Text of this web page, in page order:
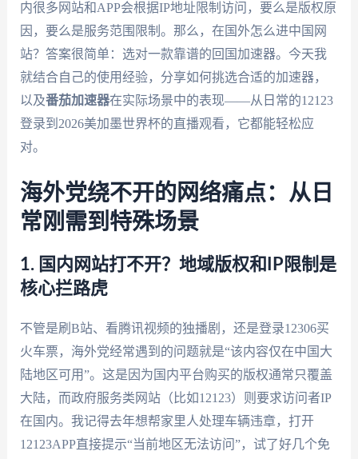
内很多网站和APP会根据IP地址限制访问，要么是版权原
因，要么是服务范围限制。那么，在国外怎么进中国网
站？答案很简单：选对一款靠谱的回国加速器。今天我
就结合自己的使用经验，分享如何挑选合适的加速器，
以及番茄加速器在实际场景中的表现——从日常的12123
登录到2026美加墨世界杯的直播观看，它都能轻松应
对。
海外党绕不开的网络痛点：从日
常刚需到特殊场景
1. 国内网站打不开？地域版权和IP限制是
核心拦路虎
不管是刷B站、看腾讯视频的独播剧，还是登录12306买
火车票，海外党经常遇到的问题就是“该内容仅在中国大
陆地区可用”。这是因为国内平台购买的版权通常只覆盖
大陆，而政府服务类网站（比如12123）则要求访问者IP
在国内。我记得去年想帮家里人处理车辆违章，打开
12123APP直接提示“当前地区无法访问”，试了好几个免